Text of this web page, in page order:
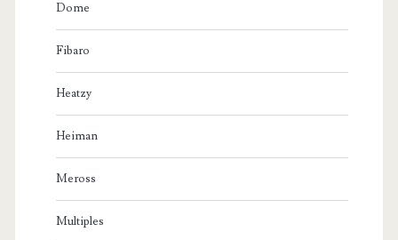
Dome
Fibaro
Heatzy
Heiman
Meross
Multiples